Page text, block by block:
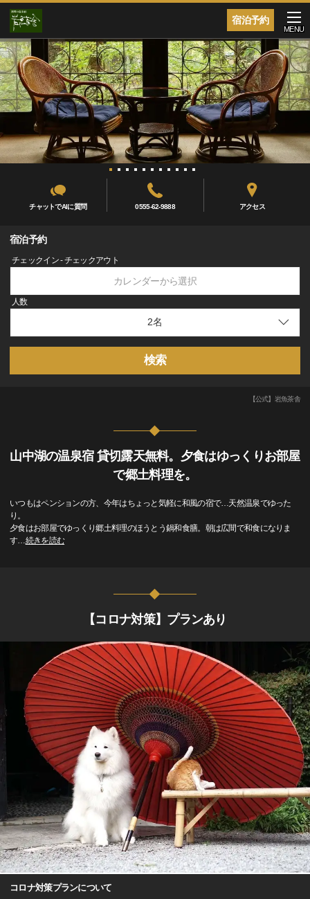
宿泊予約
MENU
チャットでAIに質問 0555-62-9888 アクセス
宿泊予約
チェックイン - チェックアウト
カレンダーから選択
人数
検索
【公式】岩魚茶舎
山中湖の温泉宿 貸切露天無料。夕食はゆっくりお部屋
で郷土料理を。
いつもはペンションの方、今年はちょっと気軽に和風の宿で…天然温泉でゆった
り。
夕食はお部屋でゆっくり郷土料理のほうとう鍋和食膳。朝は広間で和食になりま
す…続きを読む
【コロナ対策】プランあり
コロナ対策プランについて